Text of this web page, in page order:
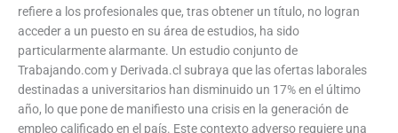
refiere a los profesionales que, tras obtener un título, no logran
acceder a un puesto en su área de estudios, ha sido
particularmente alarmante. Un estudio conjunto de
Trabajando.com y Derivada.cl subraya que las ofertas laborales
destinadas a universitarios han disminuido un 17% en el último
año, lo que pone de manifiesto una crisis en la generación de
empleo calificado en el país. Este contexto adverso requiere una